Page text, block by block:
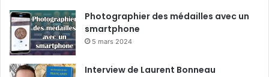
Photographier des médailles avec un
smartphone
5 mars 2024
Interview de Laurent Bonneau